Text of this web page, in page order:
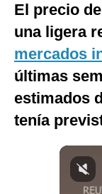
España
Internacional
Tecnología
Club del Suscriptor
Notas Contratadas
El precio
una ligera
mercados
últimas
estimados
tenía